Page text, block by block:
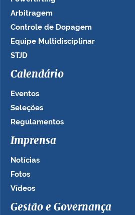
Arbitragem
Controle de Dopagem
Equipe Multidisciplinar
STJD
Calendário
Eventos
Seleções
Regulamentos
Imprensa
Notícias
Fotos
Vídeos
Gestão e Governança